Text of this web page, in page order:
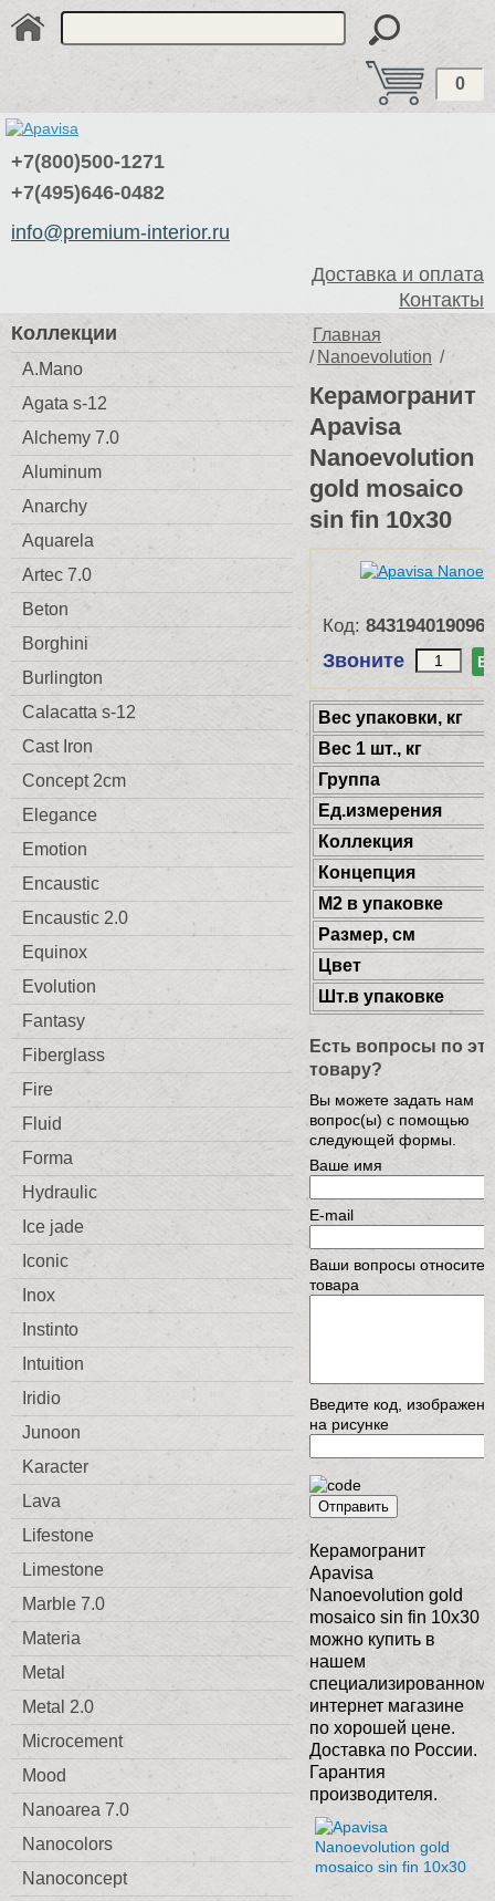
0
+7(800)500-1271
+7(495)646-0482
info@premium-interior.ru
Доставка и оплата
Контакты
Коллекции
A.Mano
Agata s-12
Alchemy 7.0
Aluminum
Anarchy
Aquarela
Artec 7.0
Beton
Borghini
Burlington
Calacatta s-12
Cast Iron
Concept 2cm
Elegance
Emotion
Encaustic
Encaustic 2.0
Equinox
Evolution
Fantasy
Fiberglass
Fire
Fluid
Forma
Hydraulic
Ice jade
Iconic
Inox
Instinto
Intuition
Iridio
Junoon
Karacter
Lava
Lifestone
Limestone
Marble 7.0
Materia
Metal
Metal 2.0
Microcement
Mood
Nanoarea 7.0
Nanocolors
Nanoconcept
Главная
/ Nanoevolution /
Керамогранит
Apavisa
Nanoevolution
gold mosaico
sin fin 10x30
Код: 8431940190964
Звоните В
Веc упаковки, кг
Вес 1 шт., кг
Группа
Ед.измерения
Коллекция
Концепция
М2 в упаковке
Размер, см
Цвет
Шт.в упаковке
Есть вопросы по
товару?
Вы можете задать нам
вопрос(ы) с помощью
следующей формы.
Ваше имя
E-mail
Ваши вопросы
товара
Введите код,
на рисунке
Отправить
Керамогранит
Apavisa
Nanoevolution gold
mosaico sin fin 10x30
можно купить в
нашем
специализированном
интернет магазине
по хорошей цене.
Доставка по России.
Гарантия
производителя.